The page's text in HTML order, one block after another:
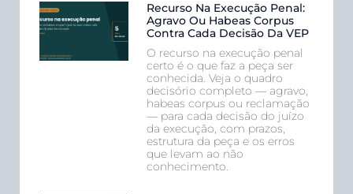
Recurso Na Execução Penal:
Agravo Ou Habeas Corpus
Contra Cada Decisão Da VEP
O recurso na execução penal
certo é o que faz a peça ser
conhecida. Veja o quadro
decisório completo — agravo,
habeas corpus ou reclamação
— para cada decisão do juízo
da execução, com prazos,
estrutura da peça e os erros
que levam ao não
conhecimento.